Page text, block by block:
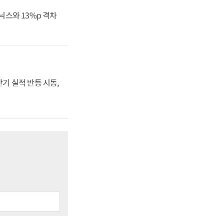
스와 13%p 격차
실적 반등 시동,